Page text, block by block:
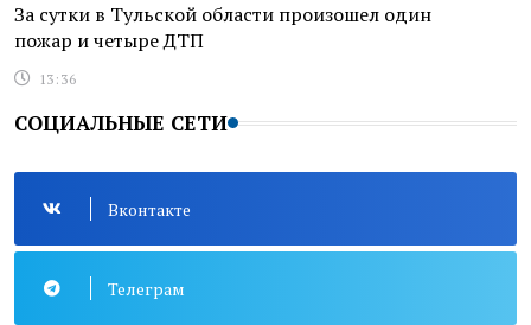
За сутки в Тульской области произошел один
пожар и четыре ДТП
13:36
СОЦИАЛЬНЫЕ СЕТИ
Вконтакте
Телеграм